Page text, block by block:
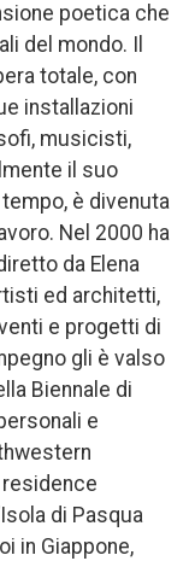
poetica che
del mondo. Il
totale, con
installazioni
musicisti,
il suo
è divenuta
Nel 2000 ha
da Elena
ed architetti,
e progetti di
gli è valso
Biennale di
e
di Pasqua
in Giappone,